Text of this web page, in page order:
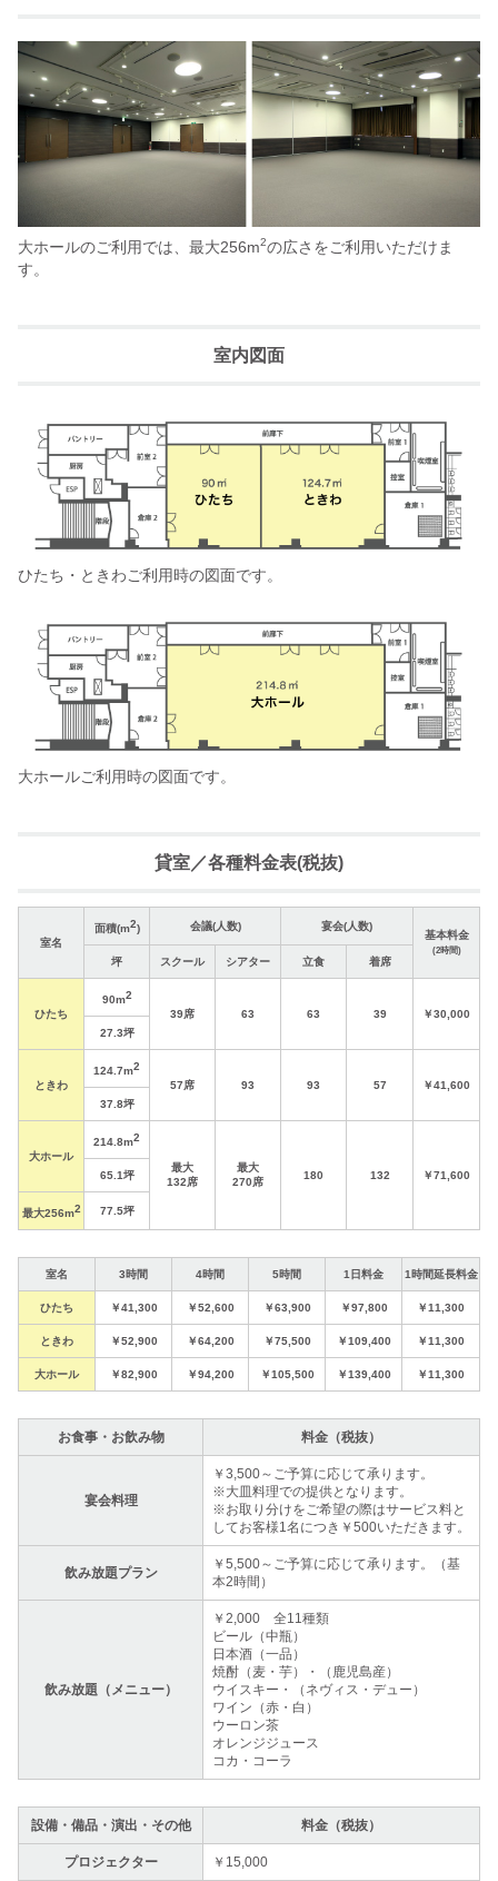
大ホールのご利用では、最大256m2の広さをご利用いただけま
す。
室内図面
ひたち・ときわご利用時の図面です。
大ホールご利用時の図面です。
貸室／各種料金表(税抜)
室名
面積(m2) 会議(人数) 宴会(人数)
基本料金
(2時間)
坪 スクール シアター 立食 着席
ひたち
90m2
39席
63 63 39
￥30,000
27.3坪
ときわ
124.7m2
57席
93 93 57
￥41,600
37.8坪
大ホール
214.8m2
最大
132席
最大
270席
180 132 ￥71,600
65.1坪
最大256m2 77.5坪
室名 3時間 4時間 5時間 1日料金 1時間延長料金
ひたち ￥41,300 ￥52,600 ￥63,900 ￥97,800 ￥11,300
ときわ ￥52,900 ￥64,200 ￥75,500 ￥109,400 ￥11,300
大ホール ￥82,900 ￥94,200 ￥105,500 ￥139,400 ￥11,300
お食事・お飲み物 料金（税抜）
宴会料理
￥3,500～ご予算に応じて承ります。
※大皿料理での提供となります。
※お取り分けをご希望の際はサービス料と
してお客様1名につき￥500いただきます。
飲み放題プラン
￥5,500～ご予算に応じて承ります。（基
本2時間）
飲み放題（メニュー）
￥2,000 全11種類
ビール（中瓶）
日本酒（一品）
焼酎（麦・芋）・（鹿児島産）
ウイスキー・（ネヴィス・デュー）
ワイン（赤・白）
ウーロン茶
オレンジジュース
コカ・コーラ
設備・備品・演出・その他 料金（税抜）
プロジェクター ￥15,000